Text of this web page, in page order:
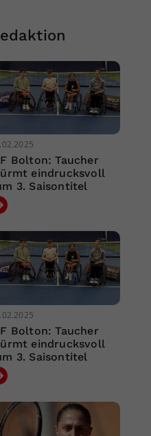
Bolton: Taucher
eindrucksvoll
3. Saisontitel
Bolton: Taucher
eindrucksvoll
3. Saisontitel